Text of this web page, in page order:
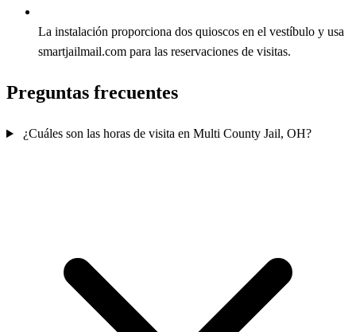
La instalación proporciona dos quioscos en el vestíbulo y usa
smartjailmail.com para las reservaciones de visitas.
Preguntas frecuentes
¿Cuáles son las horas de visita en Multi County Jail, OH?